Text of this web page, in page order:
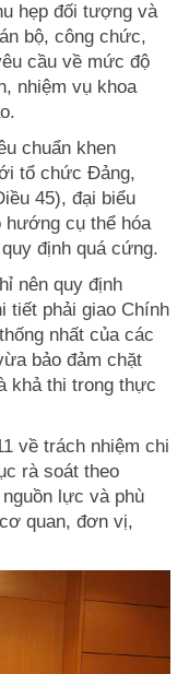
hẹp đối tượng và
bộ, công chức,
cầu về mức độ
nhiệm vụ khoa
chuẩn khen
tổ chức Đảng,
45), đại biểu
cụ thể hóa
định quá cứng.
nên quy định
tiết phải giao Chính
nhất của các
bảo đảm chặt
khả thi trong thực
về trách nhiệm chi
rà soát theo
lực và phù
quan, đơn vị,